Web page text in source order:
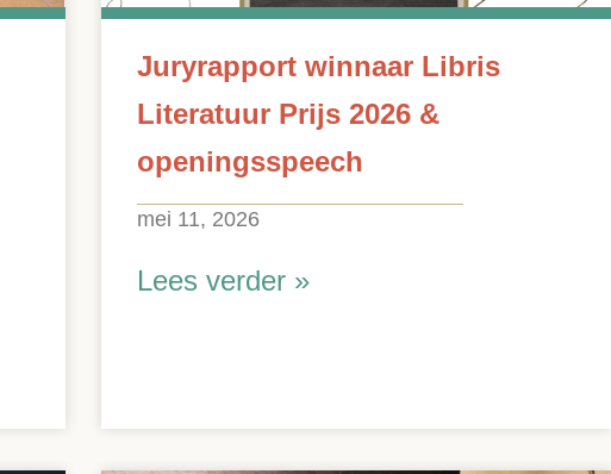
Juryrapport winnaar Libris
Literatuur Prijs 2026 &
openingsspeech
mei 11, 2026
Lees verder »